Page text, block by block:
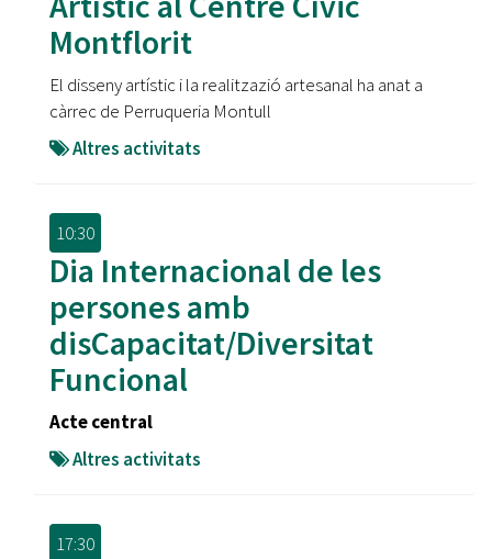
Montflorit
El disseny artístic i la realitzazió artesanal ha anat a
càrrec de Perruqueria Montull
Altres activitats
10:30
Dia Internacional de les
persones amb
disCapacitat/Diversitat
Funcional
Acte central
Altres activitats
17:30